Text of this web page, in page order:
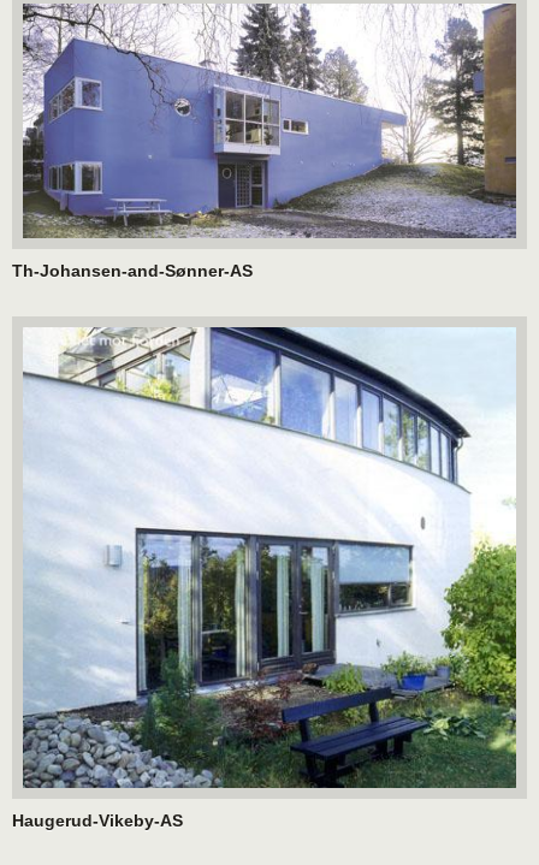
Th-Johansen-and-Sønner-AS
Haugerud-Vikeby-AS